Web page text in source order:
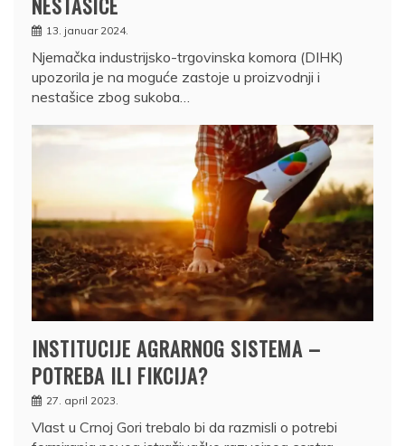
13. januar 2024.
Njemačka industrijsko-trgovinska komora (DIHK)
upozorila je na moguće zastoje u proizvodnji i
nestašice zbog sukoba…
INSTITUCIJE AGRARNOG SISTEMA –
POTREBA ILI FIKCIJA?
27. april 2023.
Vlast u Crnoj Gori trebalo bi da razmisli o potrebi